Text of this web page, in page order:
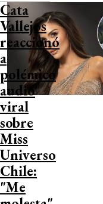
Cata
Vallejos
reaccionó
a
polémico
audio
viral
sobre
Miss
Universo
Chile:
"Me